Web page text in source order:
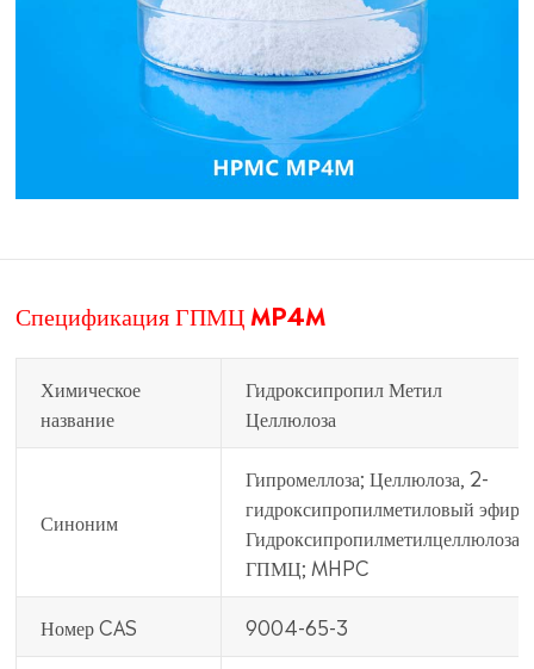
Спецификация ГПМЦ MP4M
Химическое
название
Гидроксипропил Метил
Целлюлоза
Синоним
Гипромеллоза; Целлюлоза, 2-
гидроксипропилметиловый эфир;
Гидроксипропилметилцеллюлоза;
ГПМЦ; MHPC
Номер CAS 9004-65-3